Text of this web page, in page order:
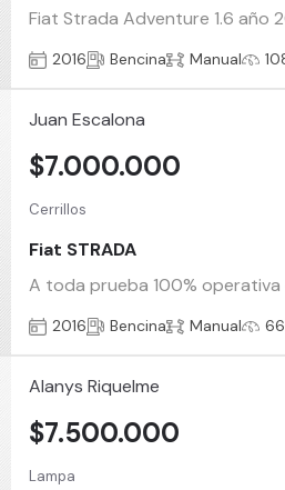
Fiat Strada Adventure 1.6 año
2016 Bencina Manual
Juan Escalona
Cerrillos
Fiat STRADA
A toda prueba 100% operativa
$7.000.000
2016 Bencina Manual
Alanys Riquelme
Lampa
$7.500.000